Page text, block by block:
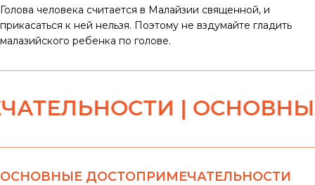
Голова человека считается в Малайзии священной, и
прикасаться к ней нельзя. Поэтому не вздумайте гладить
малазийского ребенка по голове.
| ОСНОВНЫЕ
ОСНОВНЫЕ ДОСТОПРИМЕЧАТЕЛЬНОСТИ